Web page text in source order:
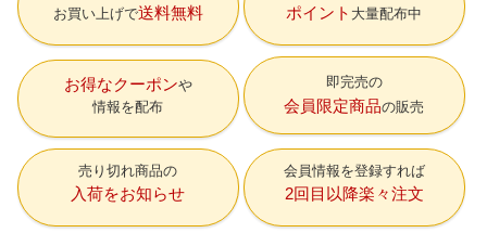
お買い上げで送料無料 ポイント 大量配布中
お得なクーポン
情報を配布
即完売の
会員限定商品の販売
売り切れ商品の
入荷をお知らせ
会員情報を登録すれば
2回目以降楽々注文